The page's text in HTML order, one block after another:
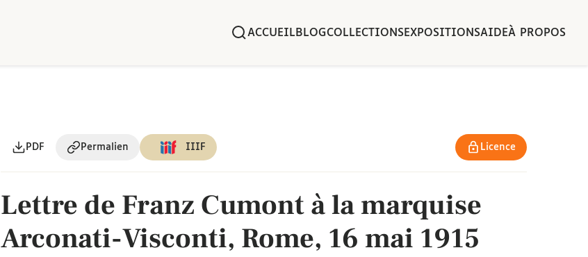
ACCUEIL BLOGCOLLECTIONSEXPOSITIONSAIDEÀ PROPOS
PDF Permalien IIIF Licence
Lettre de Franz Cumont à la marquise
Arconati-Visconti, Rome, 16 mai 1915